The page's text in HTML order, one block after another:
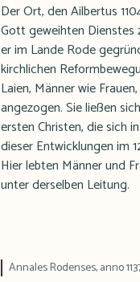
Der Ort, den Ailbertus
Gott geweihten Dienstes
er im Lande Rode
kirchlichen
Laien, Männer wie
angezogen. Sie ließen
ersten Christen, die sich
dieser Entwicklungen im
Hier lebten Männer und
unter derselben Leitung.
Annales Rodenses, anno